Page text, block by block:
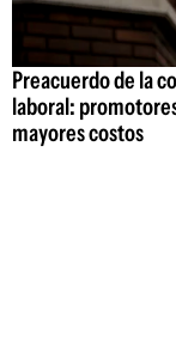
Preacuerdo de la
laboral:
mayores costos